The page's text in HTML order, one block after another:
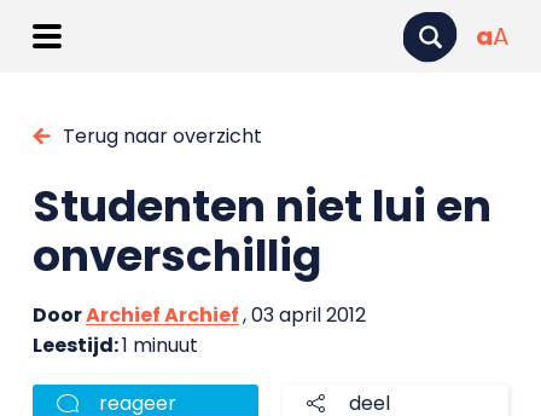
aA
Terug naar overzicht
Studenten niet lui en
onverschillig
DoorArchief Archief, 03 april 2012
Leestijd:1 minuut
reageer deel